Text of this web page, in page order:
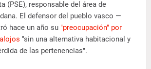
(PSE), responsable del área de
El defensor del pueblo vasco —
hace un año su "preocupación" por
"sin una alternativa habitacional y
de las pertenencias".